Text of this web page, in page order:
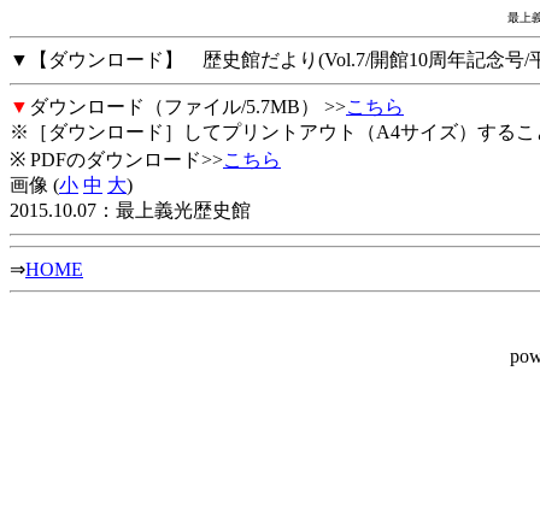
最上
▼【ダウンロード】 歴史館だより(Vol.7/開館10周年記念号/
▼ ダウンロード（ファイル/5.7MB） >>こちら
※［ダウンロード］してプリントアウト（A4サイズ）する
※ PDFのダウンロード>>こちら
画像 (小 中 大)
2015.10.07：最上義光歴史館
⇒HOME